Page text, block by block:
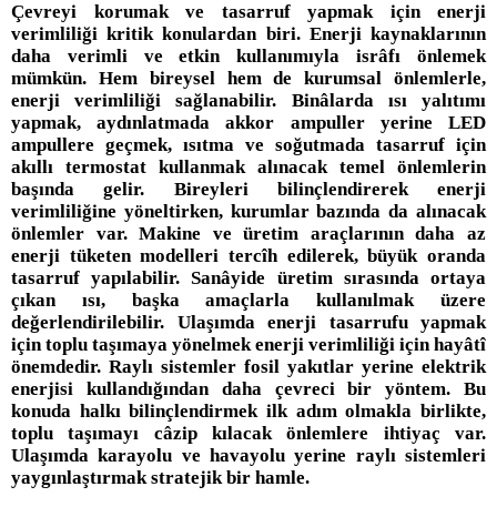
Çevreyi korumak ve tasarruf yapmak için enerji
verimliliği kritik konulardan biri. Enerji kaynaklarının
daha verimli ve etkin kullanımıyla isrâfı önlemek
mümkün. Hem bireysel hem de kurumsal önlemlerle,
enerji verimliliği sağlanabilir. Binâlarda ısı yalıtımı
yapmak, aydınlatmada akkor ampuller yerine LED
ampullere geçmek, ısıtma ve soğutmada tasarruf için
akıllı termostat kullanmak alınacak temel önlemlerin
başında gelir. Bireyleri bilinçlendirerek enerji
verimliliğine yöneltirken, kurumlar bazında da alınacak
önlemler var. Makine ve üretim araçlarının daha az
enerji tüketen modelleri tercîh edilerek, büyük oranda
tasarruf yapılabilir. Sanâyide üretim sırasında ortaya
çıkan ısı, başka amaçlarla kullanılmak üzere
değerlendirilebilir. Ulaşımda enerji tasarrufu yapmak
için toplu taşımaya yönelmek enerji verimliliği için hayâtî
önemdedir. Raylı sistemler fosil yakıtlar yerine elektrik
enerjisi kullandığından daha çevreci bir yöntem. Bu
konuda halkı bilinçlendirmek ilk adım olmakla birlikte,
toplu taşımayı câzip kılacak önlemlere ihtiyaç var.
Ulaşımda karayolu ve havayolu yerine raylı sistemleri
yaygınlaştırmak stratejik bir hamle.